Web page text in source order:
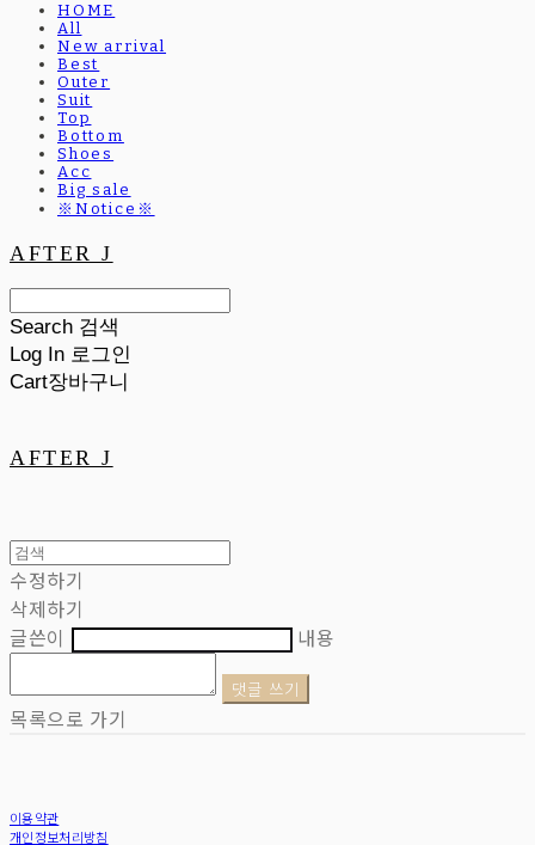
HOME
All
New arrival
Best
Outer
Suit
Top
Bottom
Shoes
Acc
Big sale
※Notice※
AFTER J
Search 검색
Log In 로그인
Cart장바구니
AFTER J
수정하기
삭제하기
글쓴이
내용
댓글 쓰기
목록으로 가기
이용약관
개인정보처리방침